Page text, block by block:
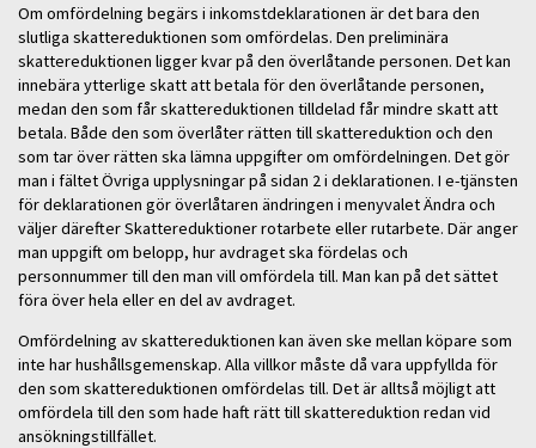
Om omfördelning begärs i inkomstdeklarationen är det bara den
slutliga skattereduktionen som omfördelas. Den preliminära
skattereduktionen ligger kvar på den överlåtande personen. Det kan
innebära ytterlige skatt att betala för den överlåtande personen,
medan den som får skattereduktionen tilldelad får mindre skatt att
betala. Både den som överlåter rätten till skattereduktion och den
som tar över rätten ska lämna uppgifter om omfördelningen. Det gör
man i fältet Övriga upplysningar på sidan 2 i deklarationen. I e-tjänsten
för deklarationen gör överlåtaren ändringen i menyvalet Ändra och
väljer därefter Skattereduktioner rotarbete eller rutarbete. Där anger
man uppgift om belopp, hur avdraget ska fördelas och
personnummer till den man vill omfördela till. Man kan på det sättet
föra över hela eller en del av avdraget.
Omfördelning av skattereduktionen kan även ske mellan köpare som
inte har hushållsgemenskap. Alla villkor måste då vara uppfyllda för
den som skattereduktionen omfördelas till. Det är alltså möjligt att
omfördela till den som hade haft rätt till skattereduktion redan vid
ansökningstillfället.